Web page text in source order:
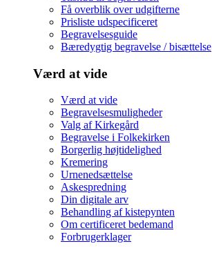
Få overblik over udgifterne
Prisliste udspecificeret
Begravelsesguide
Bæredygtig begravelse / bisættelse
Værd at vide
Værd at vide
Begravelsesmuligheder
Valg af Kirkegård
Begravelse i Folkekirken
Borgerlig højtidelighed
Kremering
Urnenedsættelse
Askespredning
Din digitale arv
Behandling af kistepynten
Om certificeret bedemand
Forbrugerklager